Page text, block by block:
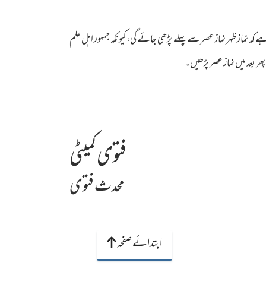
نماز ظہر نماز عصر سے پہلے پڑھی جائے گی،کیونکہ جمہور اہل علم
میں نماز عصر پڑھیں۔
فتوی کمیٹی
محدث فتوی
ابتدائے صفحہ